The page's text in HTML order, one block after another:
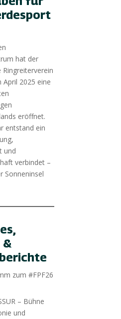
hat der
Ringreiterverein
April 2025 eine
eröffnet.
entstand ein
und
verbindet –
Sonneninsel
&
zum #FPF26
– Bühne
und